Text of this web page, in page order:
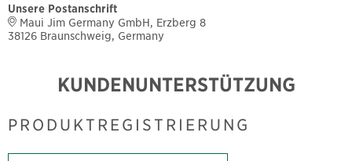
Unsere Postanschrift
Maui Jim Germany GmbH, Erzberg 8
38126 Braunschweig, Germany
KUNDENUNTERSTÜTZUNG
PRODUKTREGISTRIERUNG